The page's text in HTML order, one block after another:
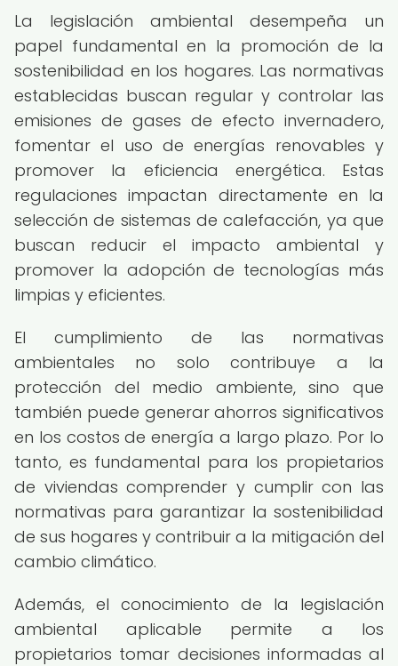
La legislación ambiental desempeña un
papel fundamental en la promoción de la
sostenibilidad en los hogares. Las normativas
establecidas buscan regular y controlar las
emisiones de gases de efecto invernadero,
fomentar el uso de energías renovables y
promover la eficiencia energética. Estas
regulaciones impactan directamente en la
selección de sistemas de calefacción, ya que
buscan reducir el impacto ambiental y
promover la adopción de tecnologías más
limpias y eficientes.
El cumplimiento de las normativas
ambientales no solo contribuye a la
protección del medio ambiente, sino que
también puede generar ahorros significativos
en los costos de energía a largo plazo. Por lo
tanto, es fundamental para los propietarios
de viviendas comprender y cumplir con las
normativas para garantizar la sostenibilidad
de sus hogares y contribuir a la mitigación del
cambio climático.
Además, el conocimiento de la legislación
ambiental aplicable permite a los
propietarios tomar decisiones informadas al